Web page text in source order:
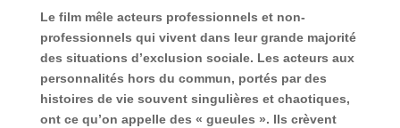
Le film mêle acteurs professionnels et non-
professionnels qui vivent dans leur grande majorité
des situations d’exclusion sociale. Les acteurs aux
personnalités hors du commun, portés par des
histoires de vie souvent singulières et chaotiques,
ont ce qu’on appelle des « gueules ». Ils crèvent